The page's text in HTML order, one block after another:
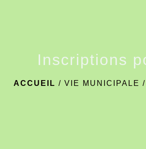
Inscriptions
ACCUEIL /VIE MUNICIPALE